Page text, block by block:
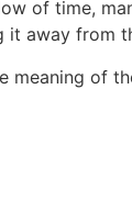
of time,
it away from
meaning of